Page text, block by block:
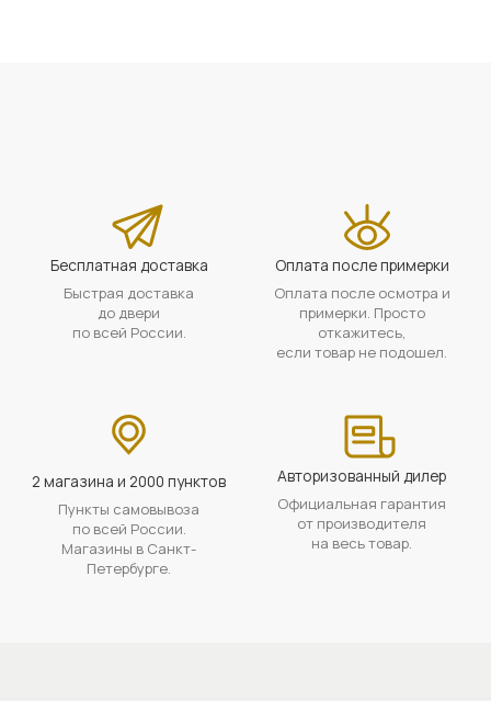
Бесплатная доставка
Быстрая доставка
до двери
по всей России.
Оплата после примерки
Оплата после осмотра и
примерки. Просто
откажитесь,
если товар не подошел.
2 магазина и 2000 пунктов
Пункты самовывоза
по всей России.
Магазины в Санкт-
Петербурге.
Авторизованный дилер
Официальная гарантия
от производителя
на весь товар.